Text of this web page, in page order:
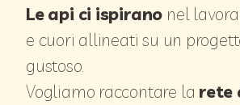
Le api ci ispirano nel
e cuori allineati su un
gustoso.
Vogliamo raccontare la rete